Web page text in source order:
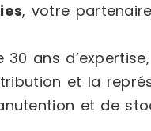
, votre
30 ans
et la
et de